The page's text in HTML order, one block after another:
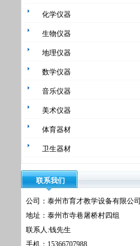
化学仪器
生物仪器
地理仪器
数学仪器
音乐仪器
美术仪器
体育器材
卫生器材
联系我们
公司：泰州市育才教学设备有限公司
地址：泰州市寺巷屠桥村四组
联系人:钱先生
手机：15366707988